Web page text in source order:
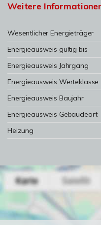
Weitere
Wesentlicher Energieträger
Energieausweis gültig bis
Energieausweis Jahrgang
Energieausweis Werteklasse
Energieausweis Baujahr
Energieausweis Gebäudeart
Heizung